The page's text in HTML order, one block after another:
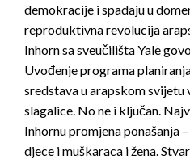
demokracije i spadaju u
reproduktivna revolucija
Inhorn sa sveučilišta Yale
Uvođenje programa
sredstava u arapskom svijetu
slagalice. No ne i ključan.
Inhornu promjena ponašanja
djece i muškaraca i žena.